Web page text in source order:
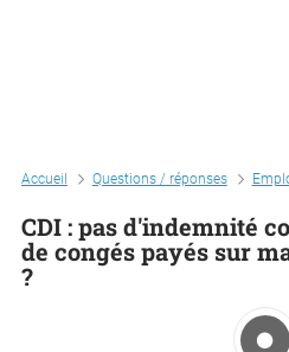
Accueil Questions / réponses
CDI : pas d'indemnité
de congés payés sur
?